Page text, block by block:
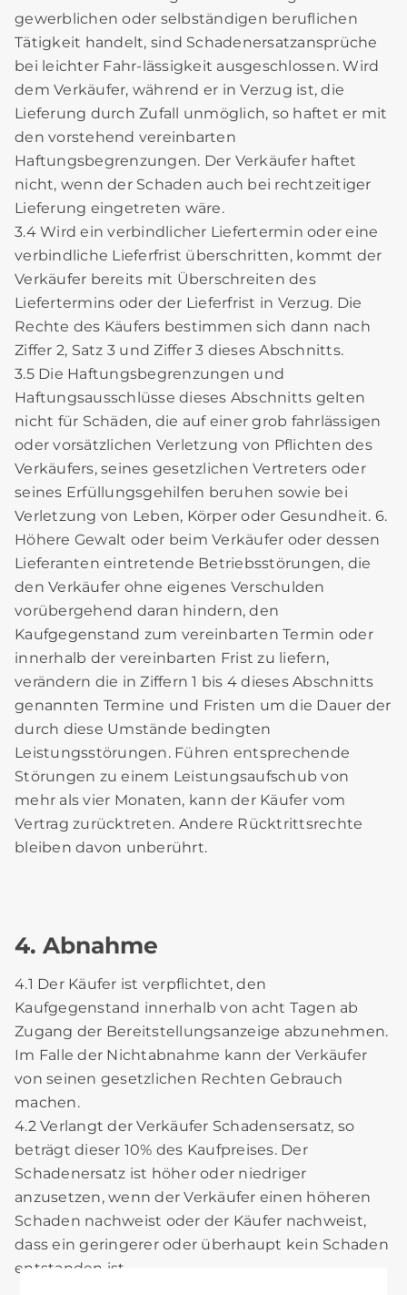
gewerblichen oder selbständigen beruflichen
Tätigkeit handelt, sind Schadenersatzansprüche
bei leichter Fahr-lässigkeit ausgeschlossen. Wird
dem Verkäufer, während er in Verzug ist, die
Lieferung durch Zufall unmöglich, so haftet er mit
den vorstehend vereinbarten
Haftungsbegrenzungen. Der Verkäufer haftet
nicht, wenn der Schaden auch bei rechtzeitiger
Lieferung eingetreten wäre.
3.4 Wird ein verbindlicher Liefertermin oder eine
verbindliche Lieferfrist überschritten, kommt der
Verkäufer bereits mit Überschreiten des
Liefertermins oder der Lieferfrist in Verzug. Die
Rechte des Käufers bestimmen sich dann nach
Ziffer 2, Satz 3 und Ziffer 3 dieses Abschnitts.
3.5 Die Haftungsbegrenzungen und
Haftungsausschlüsse dieses Abschnitts gelten
nicht für Schäden, die auf einer grob fahrlässigen
oder vorsätzlichen Verletzung von Pflichten des
Verkäufers, seines gesetzlichen Vertreters oder
seines Erfüllungsgehilfen beruhen sowie bei
Verletzung von Leben, Körper oder Gesundheit. 6.
Höhere Gewalt oder beim Verkäufer oder dessen
Lieferanten eintretende Betriebsstörungen, die
den Verkäufer ohne eigenes Verschulden
vorübergehend daran hindern, den
Kaufgegenstand zum vereinbarten Termin oder
innerhalb der vereinbarten Frist zu liefern,
verändern die in Ziffern 1 bis 4 dieses Abschnitts
genannten Termine und Fristen um die Dauer der
durch diese Umstände bedingten
Leistungsstörungen. Führen entsprechende
Störungen zu einem Leistungsaufschub von
mehr als vier Monaten, kann der Käufer vom
Vertrag zurücktreten. Andere Rücktrittsrechte
bleiben davon unberührt.
4. Abnahme
4.1 Der Käufer ist verpflichtet, den
Kaufgegenstand innerhalb von acht Tagen ab
Zugang der Bereitstellungsanzeige abzunehmen.
Im Falle der Nichtabnahme kann der Verkäufer
von seinen gesetzlichen Rechten Gebrauch
machen.
4.2 Verlangt der Verkäufer Schadensersatz, so
beträgt dieser 10% des Kaufpreises. Der
Schadenersatz ist höher oder niedriger
anzusetzen, wenn der Verkäufer einen höheren
Schaden nachweist oder der Käufer nachweist,
dass ein geringerer oder überhaupt kein Schaden
entstanden ist.